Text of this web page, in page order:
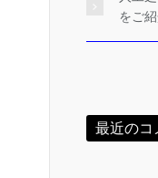
をご紹
最近のコ